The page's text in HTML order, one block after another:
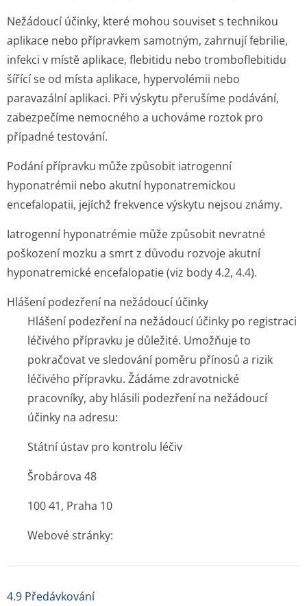
Nežádoucí účinky, které mohou souviset s technikou
aplikace nebo přípravkem samotným, zahrnují febrilie,
infekci v místě aplikace, flebitidu nebo tromboflebitidu
šířící se od místa aplikace, hypervolémii nebo
paravazální aplikaci. Při výskytu přerušíme podávání,
zabezpečíme nemocného a uchováme roztok pro
případné testování.
Podání přípravku může způsobit iatrogenní
hyponatrémii nebo akutní hyponatremickou
encefalopatii, jejíchž frekvence výskytu nejsou známy.
Iatrogenní hyponatrémie může způsobit nevratné
poškození mozku a smrt z důvodu rozvoje akutní
hyponatremické encefalopatie (viz body 4.2, 4.4).
Hlášení podezření na nežádoucí účinky
Hlášení podezření na nežádoucí účinky po registraci
léčivého přípravku je důležité. Umožňuje to
pokračovat ve sledování poměru přínosů a rizik
léčivého přípravku. Žádáme zdravotnické
pracovníky, aby hlásili podezření na nežádoucí
účinky na adresu:
Státní ústav pro kontrolu léčiv
Šrobárova 48
100 41, Praha 10
Webové stránky:
4.9 Předávkování